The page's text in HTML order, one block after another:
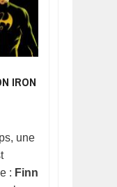
IRON
une
: Finn